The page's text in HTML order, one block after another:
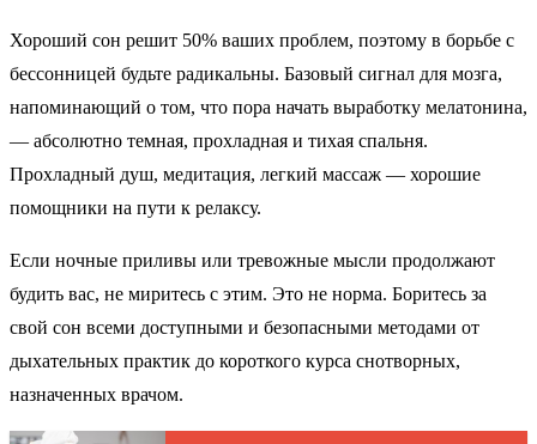
Хороший сон решит 50% ваших проблем, поэтому в борьбе с
бессонницей будьте радикальны. Базовый сигнал для мозга,
напоминающий о том, что пора начать выработку мелатонина,
— абсолютно темная, прохладная и тихая спальня.
Прохладный душ, медитация, легкий массаж — хорошие
помощники на пути к релаксу.
Если ночные приливы или тревожные мысли продолжают
будить вас, не миритесь с этим. Это не норма. Боритесь за
свой сон всеми доступными и безопасными методами от
дыхательных практик до короткого курса снотворных,
назначенных врачом.